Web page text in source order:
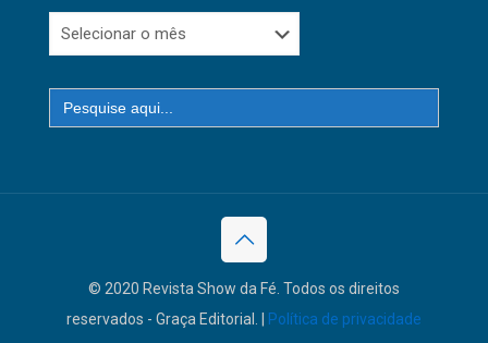
Edições
Search
for:
© 2020 Revista Show da Fé. Todos os direitos
reservados - Graça Editorial. |
Política de privacidade